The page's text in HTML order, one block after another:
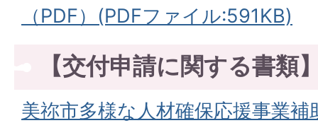
（PDF）(PDFファイル:591KB)
【交付申請に関する書類
美祢市多様な人材確保応援事業